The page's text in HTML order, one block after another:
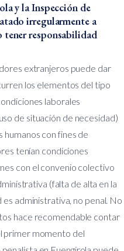
y la Inspección de
irregularmente a
tener responsabilidad
extranjeros puede dar
los elementos del tipo
laborales
de situación de necesidad)
con fines de
tenían condiciones
con el convenio colectivo
(falta de alta en la
es administrativa, no penal. No
hace recomendable contar
primer momento del